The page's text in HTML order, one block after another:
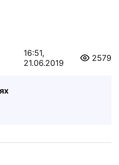
16:51,
21.06.2019
2579